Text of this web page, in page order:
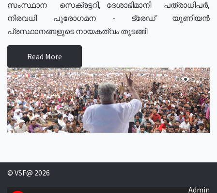
സംസ്ഥാന സെക്രട്ടറി, ദേശാഭിമാനി പത്രാധിപർ,
നിരവധി പുരോഗമന - ട്രേഡ് യൂണിയൻ
പ്രസ്ഥാനങ്ങളുടെ നായകത്വം തുടങ്ങി
Read More
© VSF@ 2026
Admin